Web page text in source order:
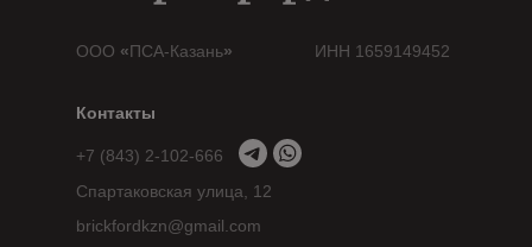
ИНН 1659149452
Контакты
+7 (843) 2-102-666
ООО «ПСА-Казань»
brickfordkzn@gmail.com
Спартаковская улица, 12